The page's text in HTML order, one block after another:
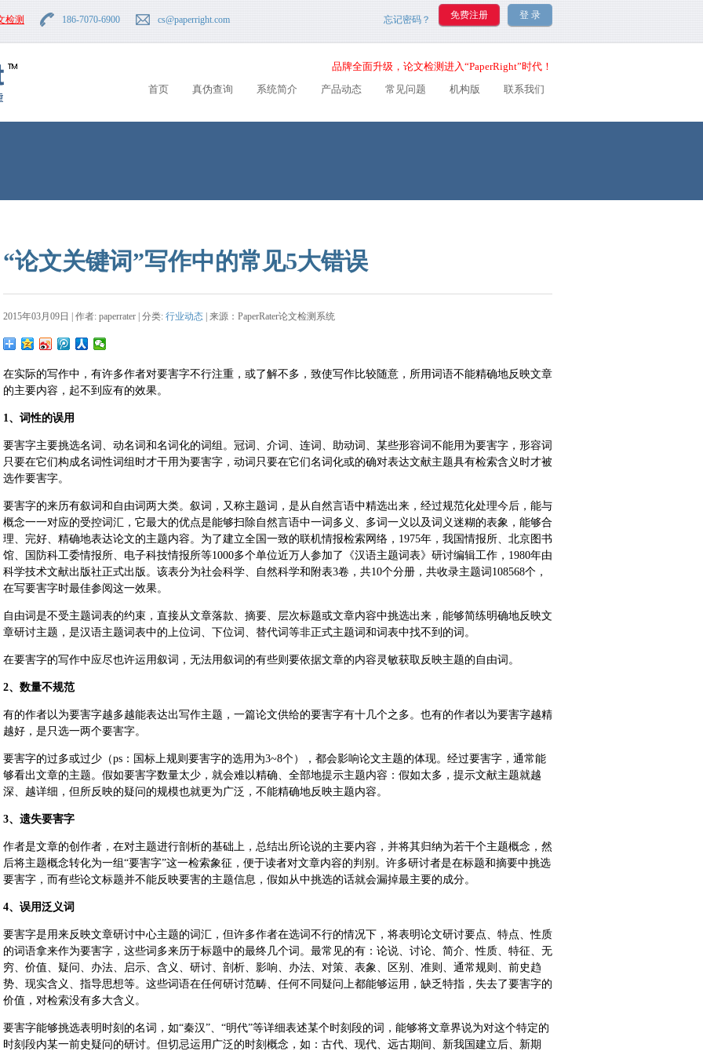
检测 186-7070-6900 cs@paperright.com 忘记密码？
品牌全面升级，论文检测进入“PaperRight”时代！
首页
真伪查询 系统简介 产品动态 常见问题 机构版 联系我们
“论文关键词”写作中的常见5大错误
2015年03月09日 | 作者: paperrater | 分类: 行业动态 | 来源：PaperRater论文检测系统
在实际的写作中，有许多作者对要害字不行注重，或了解不多，致使写作比较随意，所用词语不能精确地反映文章
的主要内容，起不到应有的效果。
1、词性的误用
要害字主要挑选名词、动名词和名词化的词组。冠词、介词、连词、助动词、某些形容词不能用为要害字，形容词
只要在它们构成名词性词组时才干用为要害字，动词只要在它们名词化或的确对表达文献主题具有检索含义时才被
选作要害字。
要害字的来历有叙词和自由词两大类。叙词，又称主题词，是从自然言语中精选出来，经过规范化处理今后，能与
概念一一对应的受控词汇，它最大的优点是能够扫除自然言语中一词多义、多词一义以及词义迷糊的表象，能够合
理、完好、精确地表达论文的主题内容。为了建立全国一致的联机情报检索网络，1975年，我国情报所、北京图书
馆、国防科工委情报所、电子科技情报所等1000多个单位近万人参加了《汉语主题词表》研讨编辑工作，1980年由
科学技术文献出版社正式出版。该表分为社会科学、自然科学和附表3卷，共10个分册，共收录主题词108568个，
在写要害字时最佳参阅这一效果。
自由词是不受主题词表的约束，直接从文章落款、摘要、层次标题或文章内容中挑选出来，能够简练明确地反映文
章研讨主题，是汉语主题词表中的上位词、下位词、替代词等非正式主题词和词表中找不到的词。
在要害字的写作中应尽也许运用叙词，无法用叙词的有些则要依据文章的内容灵敏获取反映主题的自由词。
2、数量不规范
有的作者以为要害字越多越能表达出写作主题，一篇论文供给的要害字有十几个之多。也有的作者以为要害字越精
越好，是只选一两个要害字。
要害字的过多或过少（ps：国标上规则要害字的选用为3~8个），都会影响论文主题的体现。经过要害字，通常能
够看出文章的主题。假如要害字数量太少，就会难以精确、全部地提示主题内容：假如太多，提示文献主题就越
深、越详细，但所反映的疑问的规模也就更为广泛，不能精确地反映主题内容。
3、遗失要害字
作者是文章的创作者，在对主题进行剖析的基础上，总结出所论说的主要内容，并将其归纳为若干个主题概念，然
后将主题概念转化为一组“要害字”这一检索象征，便于读者对文章内容的判别。许多研讨者是在标题和摘要中挑选
要害字，而有些论文标题并不能反映要害的主题信息，假如从中挑选的话就会漏掉最主要的成分。
4、误用泛义词
要害字是用来反映文章研讨中心主题的词汇，但许多作者在选词不行的情况下，将表明论文研讨要点、特点、性质
的词语拿来作为要害字，这些词多来历于标题中的最终几个词。最常见的有：论说、讨论、简介、性质、特征、无
穷、价值、疑问、办法、启示、含义、研讨、剖析、影响、办法、对策、表象、区别、准则、通常规则、前史趋
势、现实含义、指导思想等。这些词语在任何研讨范畴、任何不同疑问上都能够运用，缺乏特指，失去了要害字的
价值，对检索没有多大含义。
要害字能够挑选表明时刻的名词，如“秦汉”、“明代”等详细表述某个时刻段的词，能够将文章界说为对这个特定的
时刻段内某一前史疑问的研讨。但切忌运用广泛的时刻概念，如：古代、现代、远古期间、新我国建立后、新期